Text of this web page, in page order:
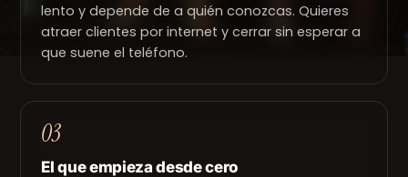
lento y depende de a quién conozcas. Quieres
atraer clientes por internet y cerrar sin esperar a
que suene el teléfono.
03
El que empieza desde cero